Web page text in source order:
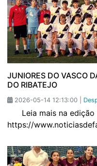
JUNIORES DO VASCO
DO RIBATEJO
2026-05-14 12:13:00 |
Leia mais na edição
https://